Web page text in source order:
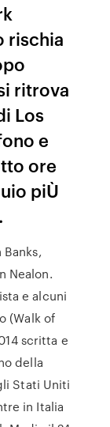
rischia
ritrova
Los
e
ore
piÙ
Nealon.
e alcuni
(Walk of
scritta e
della
Stati Uniti
in Italia